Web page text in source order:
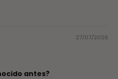
27/07/2026
antes?